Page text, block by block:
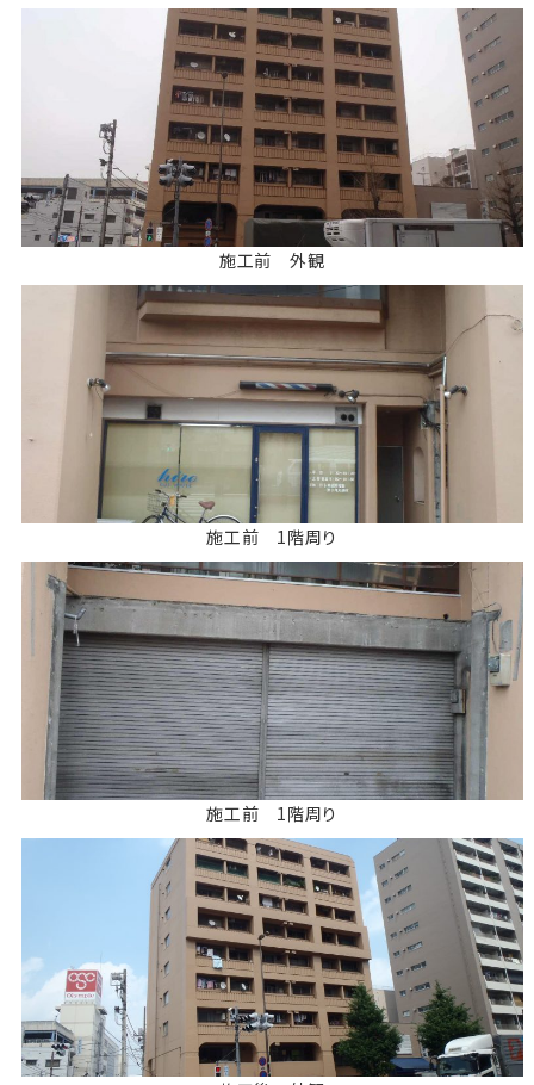
施工前 外観
施工前 1階周り
施工前 1階周り